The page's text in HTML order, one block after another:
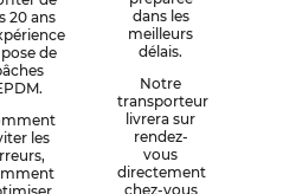
20 ans
de
les
dans les
meilleurs
délais.
Notre
transporteur
livrera sur
rendez-
vous
directement
chez-vous